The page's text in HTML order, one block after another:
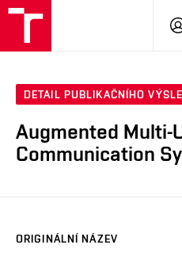
DETAIL PUBLIKAČNÍHO
Augmented Multi-
Communication
ORIGINÁLNÍ NÁZEV